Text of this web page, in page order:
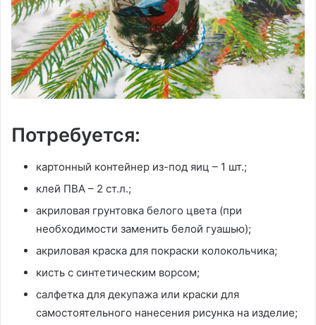
Потребуется:
картонный контейнер из-под яиц – 1 шт.;
клей ПВА – 2 ст.л.;
акриловая грунтовка белого цвета (при
необходимости заменить белой гуашью);
акриловая краска для покраски колокольчика;
кисть с синтетическим ворсом;
салфетка для декупажа или краски для
самостоятельного нанесения рисунка на изделие;